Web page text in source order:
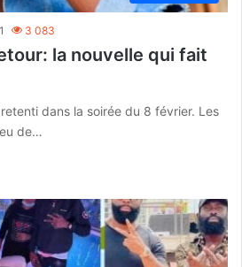
3 083
la nouvelle qui fait
dans la soirée du 8 février. Les
de…